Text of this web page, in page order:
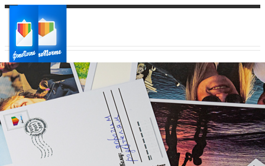
Ваш город:
Ваш регион доставки
Выберите из списка: